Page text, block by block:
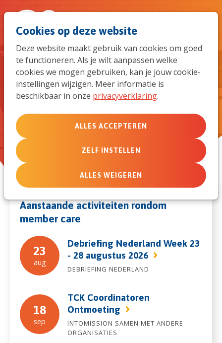
Cookies op deze website
Deze website maakt gebruik van cookies om goed
te functioneren. Als je wilt aanpassen welke
cookies we mogen gebruiken, kan je jouw cookie-
instellingen wijzigen. Meer informatie is
beschikbaar in onze privacyverklaring.
ALLES ACCEPTEREN
ZELF INSTELLEN
ALLES WEIGEREN
naar
de
Bezoek een evenement of
activiteit
Aanstaande activiteiten rondom
member care
23
aug
Debriefing Nederland Week 23
- 28 augustus 2026
DEBRIEFING NEDERLAND
18
sep
TCK Coordinatoren
Ontmoeting
INTOMISSION SAMEN MET ANDERE
ORGANISATIES